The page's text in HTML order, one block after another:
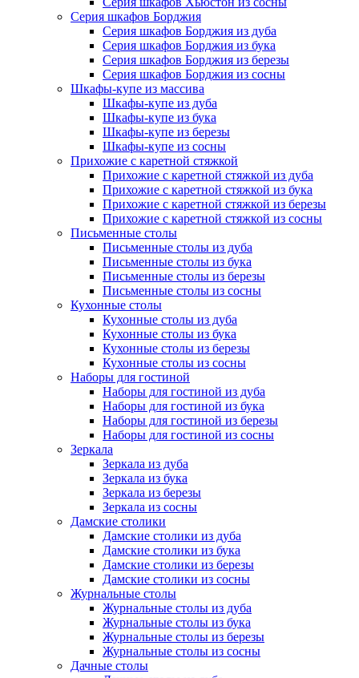
Серия шкафов Борджия
Серия шкафов Борджия из дуба
Серия шкафов Борджия из бука
Серия шкафов Борджия из березы
Серия шкафов Борджия из сосны
Шкафы-купе из массива
Шкафы-купе из дуба
Шкафы-купе из бука
Шкафы-купе из березы
Шкафы-купе из сосны
Прихожие с каретной стяжкой
Прихожие с каретной стяжкой из дуба
Прихожие с каретной стяжкой из бука
Прихожие с каретной стяжкой из березы
Прихожие с каретной стяжкой из сосны
Письменные столы
Письменные столы из дуба
Письменные столы из бука
Письменные столы из березы
Письменные столы из сосны
Кухонные столы
Кухонные столы из дуба
Кухонные столы из бука
Кухонные столы из березы
Кухонные столы из сосны
Наборы для гостиной
Наборы для гостиной из дуба
Наборы для гостиной из бука
Наборы для гостиной из березы
Наборы для гостиной из сосны
Зеркала
Зеркала из дуба
Зеркала из бука
Зеркала из березы
Зеркала из сосны
Дамские столики
Дамские столики из дуба
Дамские столики из бука
Дамские столики из березы
Дамские столики из сосны
Журнальные столы
Журнальные столы из дуба
Журнальные столы из бука
Журнальные столы из березы
Журнальные столы из сосны
Дачные столы